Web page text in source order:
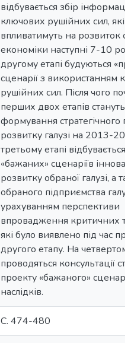
відбувається збір
ключових рушійних сил, які
впливатимуть на розвиток
економіки наступні 7-10
другому етапі будуються
сценарії з використанням
рушійних сил. Після чого
перших двох етапів стануть
формування стратегічного
розвитку галузі на 2013-
третьому етапі відбувається
«бажаних» сценаріїв
розвитку обраної галузі, а
обраного підприємства
урахуванням перспективи
впровадження критичних
які було виявлено під час
другого етапу. На четвертому
проводяться консультації
проекту «бажаного»
наслідків.
С. 474-480